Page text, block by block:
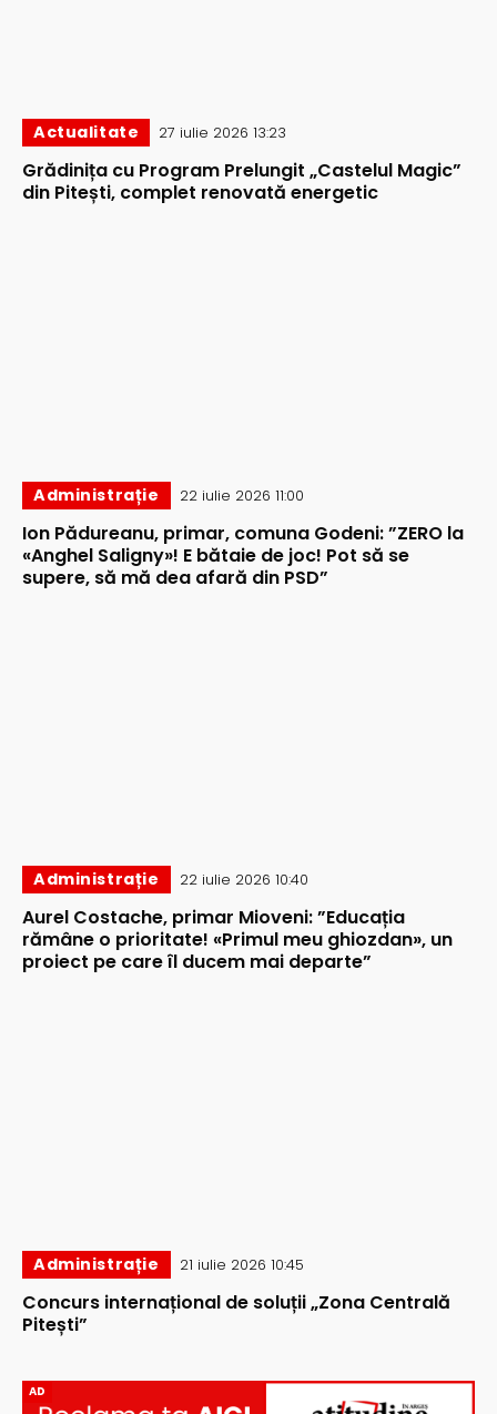
Actualitate 27 iulie 2026 13:23
Grădinița cu Program Prelungit „Castelul Magic”
din Pitești, complet renovată energetic
Administrație 22 iulie 2026 11:00
Ion Pădureanu, primar, comuna Godeni: ”ZERO la
«Anghel Saligny»! E bătaie de joc! Pot să se
supere, să mă dea afară din PSD”
Administrație 22 iulie 2026 10:40
Aurel Costache, primar Mioveni: ”Educația
rămâne o prioritate! «Primul meu ghiozdan», un
proiect pe care îl ducem mai departe”
Administrație 21 iulie 2026 10:45
Concurs internațional de soluții „Zona Centrală
Pitești”
AD